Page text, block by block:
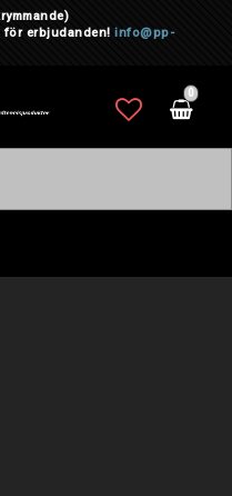
skrymmande)
erbjudanden! info@pp-
0